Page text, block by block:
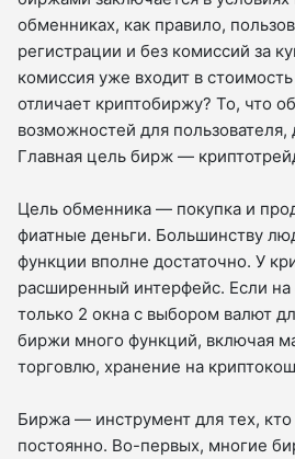
обменниках, как правило,
регистрации и без комиссий за
комиссия уже входит в
отличает криптобиржу? То, что
возможностей для пользователя,
Главная цель бирж —
Цель обменника — покупка и
фиатные деньги. Большинству
функции вполне достаточно. У
расширенный интерфейс. Если на
только 2 окна с выбором валют
биржи много функций, включая
торговлю, хранение на
Биржа — инструмент для тех, кто
постоянно. Во-первых, многие